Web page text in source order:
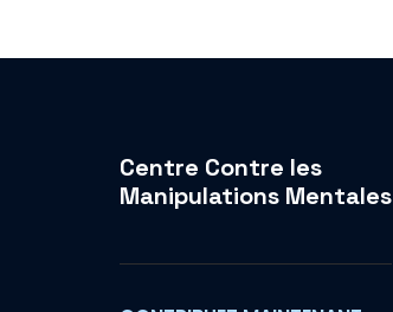
Centre Contre les
Manipulations Mentales